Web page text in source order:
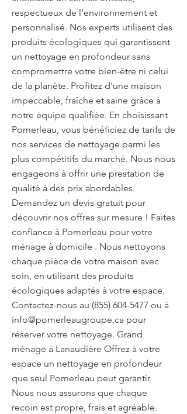
respectueux de l’environnement et
personnalisé. Nos experts utilisent des
produits écologiques qui garantissent
un nettoyage en profondeur sans
compromettre votre bien-être ni celui
de la planète. Profitez d'une maison
impeccable, fraîche et saine grâce à
notre équipe qualifiée. En choisissant
Pomerleau, vous bénéficiez de tarifs de
nos services de nettoyage parmi les
plus compétitifs du marché. Nous nous
engageons à offrir une prestation de
qualité à des prix abordables.
Demandez un devis gratuit pour
découvrir nos offres sur mesure ! Faites
confiance à Pomerleau pour votre
ménage à domicile . Nous nettoyons
chaque pièce de votre maison avec
soin, en utilisant des produits
écologiques adaptés à votre espace.
Contactez-nous au (855) 604-5477 ou à
info@pomerleaugroupe.ca pour
réserver votre nettoyage. Grand
ménage à Lanaudière Offrez à votre
espace un nettoyage en profondeur
que seul Pomerleau peut garantir.
Nous nous assurons que chaque
recoin est propre, frais et agréable.